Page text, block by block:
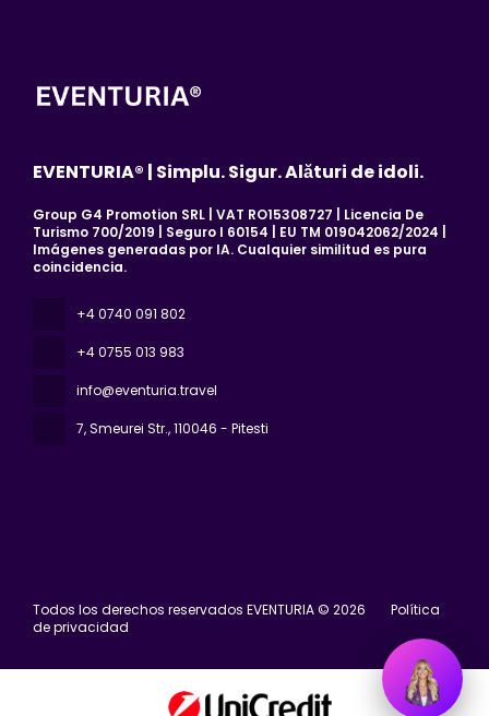
EVENTURIA® | Simplu. Sigur. Alături de idoli.
Group G4 Promotion SRL | VAT RO15308727 | Licencia De
Turismo 700/2019 | Seguro I 60154 | EU TM 019042062/2024 |
Imágenes generadas por IA. Cualquier similitud es pura
coincidencia.
+4 0740 091 802
+4 0755 013 983
info@eventuria.travel
7, Smeurei Str., 110046 - Pitesti
Todos los derechos reservados EVENTURIA © 2026
Política
de privacidad